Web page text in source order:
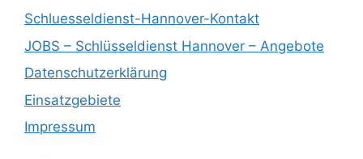
Schluesseldienst-Hannover-Kontakt
JOBS – Schlüsseldienst Hannover – Angebote
Datenschutzerklärung
Einsatzgebiete
Impressum